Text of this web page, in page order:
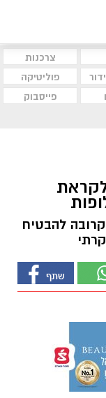
צרכנות
פוליטיקה
פייסבוק
להבטיח